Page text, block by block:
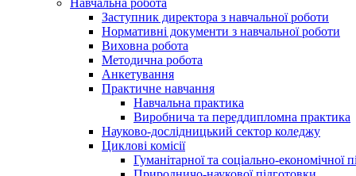
Заступник директора з навчальної роботи
Нормативні документи з навчальної роботи
Виховна робота
Методична робота
Анкетування
Практичне навчання
Навчальна практика
Виробнича та переддипломна практика
Науково-дослідницький сектор коледжу
Циклові комісії
Гуманітарної та соціально-економічної